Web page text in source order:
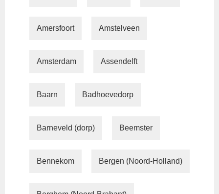
Amersfoort Amstelveen
Amsterdam Assendelft
Baarn Badhoevedorp
Barneveld (dorp) Beemster
Bennekom Bergen (Noord-Holland)